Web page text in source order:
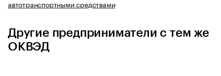
автотранспортными средствами
Другие предприниматели с тем же
ОКВЭД